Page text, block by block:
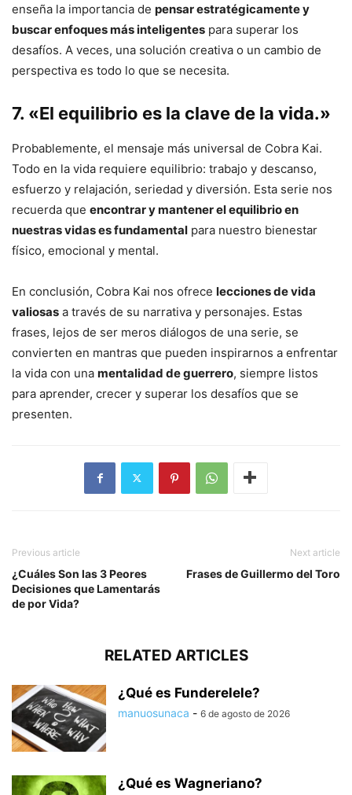
enseña la importancia de pensar estratégicamente y
buscar enfoques más inteligentes para superar los
desafíos. A veces, una solución creativa o un cambio de
perspectiva es todo lo que se necesita.
7. «El equilibrio es la clave de la vida.»
Probablemente, el mensaje más universal de Cobra Kai.
Todo en la vida requiere equilibrio: trabajo y descanso,
esfuerzo y relajación, seriedad y diversión. Esta serie nos
recuerda que encontrar y mantener el equilibrio en
nuestras vidas es fundamental para nuestro bienestar
físico, emocional y mental.
En conclusión, Cobra Kai nos ofrece lecciones de vida
valiosas a través de su narrativa y personajes. Estas
frases, lejos de ser meros diálogos de una serie, se
convierten en mantras que pueden inspirarnos a enfrentar
la vida con una mentalidad de guerrero, siempre listos
para aprender, crecer y superar los desafíos que se
presenten.
Previous article
¿Cuáles Son las 3 Peores
Decisiones que Lamentarás
de por Vida?
Next article
Frases de Guillermo del Toro
RELATED ARTICLES
¿Qué es Funderelele?
manuosunaca - 6 de agosto de 2026
¿Qué es Wagneriano?